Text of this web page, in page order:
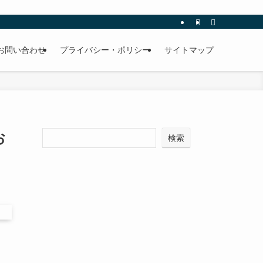
問い合わせ プライバシー・ポリシー サイトマップ
検索